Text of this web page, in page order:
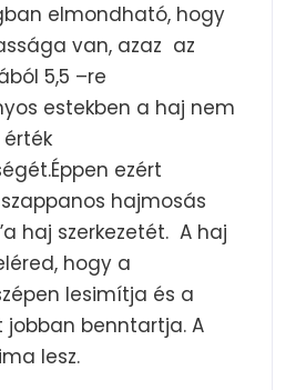
elmondható, hogy
van, azaz az
5,5 –re
estekben a haj nem
érték
ezért
hajmosás
haj szerkezetét. A haj
hogy a
lesimítja és a
jobban benntartja. A
lesz.